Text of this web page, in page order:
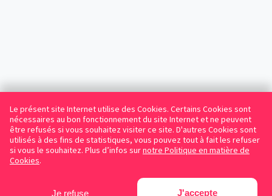
Le présent site Internet utilise des Cookies. Certains Cookies sont
nécessaires au bon fonctionnement du site Internet et ne peuvent
être refusés si vous souhaitez visiter ce site. D'autres Cookies sont
utilisés à des fins de statistiques, vous pouvez tout à fait les refuser
si vous le souhaitez. Plus d’infos surnotre Politique en matière de
Cookies.
Je refuse J'accepte